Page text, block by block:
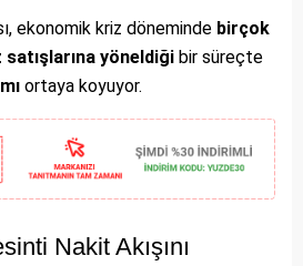
ekonomik kriz döneminde birçok
yöneldiği bir süreçte
ortaya koyuyor.
Nakit Akışını